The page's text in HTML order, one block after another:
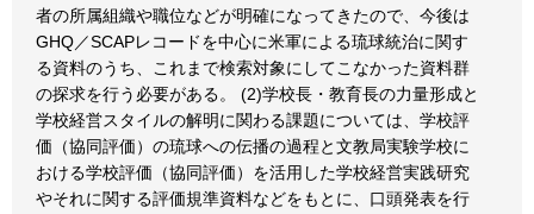
者の所属組織や職位などが明確になってきたので、今後は
GHQ／SCAPレコードを中心に米軍による琉球統治に関す
る資料のうち、これまで検索対象にしてこなかった資料群
の探求を行う必要がある。 (2)学校長・教育長の力量形成と
学校経営スタイルの解明に関わる課題については、学校評
価（協同評価）の琉球への伝播の過程と文教局実験学校に
おける学校評価（協同評価）を活用した学校経営実践研究
やそれに関する評価規準資料などをもとに、口頭発表を行